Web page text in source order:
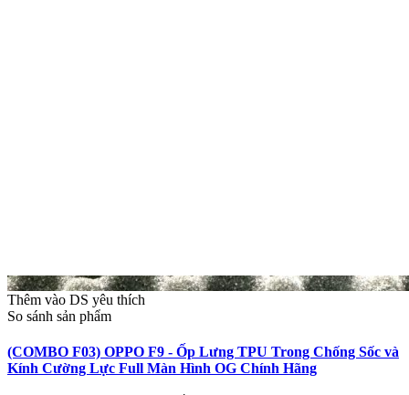
Thêm vào DS yêu thích
So sánh sản phẩm
(COMBO F03) OPPO F9 - Ốp Lưng TPU Trong Chống Sốc và
Kính Cường Lực Full Màn Hình OG Chính Hãng